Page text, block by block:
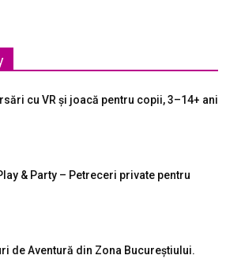
cu VR și joacă pentru copii, 3–14+ ani
& Party – Petreceri private pentru
de Aventură din Zona Bucureştiului.